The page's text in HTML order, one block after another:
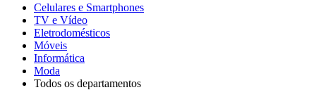
Celulares e Smartphones
TV e Vídeo
Eletrodomésticos
Móveis
Informática
Moda
Todos os departamentos